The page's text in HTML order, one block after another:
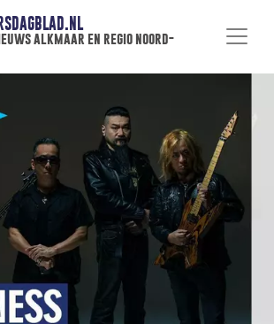
alkmaar en regio noord-